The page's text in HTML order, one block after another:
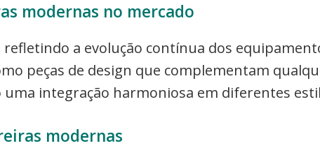
modernas no mercado
a evolução contínua dos
peças de design que complementam
integração harmoniosa em diferentes
modernas